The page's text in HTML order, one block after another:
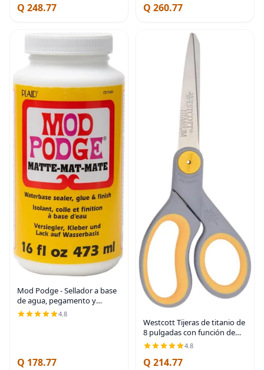
para profesores
Q 248.77
Tijeras Agudas Multiusos
Q 260.77
Mod Podge - Sellador a base
de agua, pegamento y
acabado (16-Onzas), CS11302
acabado mate, 1 paquete
4.8
Q 178.77
Westcott Tijeras de titanio de
8 pulgadas con función de
deslizamiento ajustable para
oficina y hogar - Gris/Amarillo
4.8
Q 214.77